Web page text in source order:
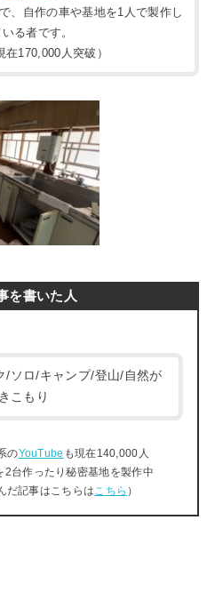
、自作の車や基地を1人で製作し
る者です。
在170,000人突破）
を書いた人
/ソロ/キャンプ/登山/自然が
こもり
のYouTube も現在140,000人
台作ったり秘密基地を製作中
だ記事はこちらは こちら ）